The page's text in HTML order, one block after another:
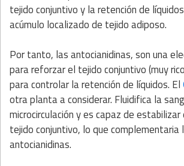
tejido conjuntivo y la retención de
acúmulo localizado de tejido adiposo.
Por tanto, las antocianidinas, son una
para reforzar el tejido conjuntivo (muy
para controlar la retención de líquidos. El
otra planta a considerar. Fluidifica la
microcirculación y es capaz de
tejido conjuntivo, lo que complementaria
antocianidinas.